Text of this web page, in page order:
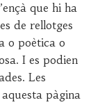
que hi ha
de rellotges
o poètica o
I es podien
Les
pàgina